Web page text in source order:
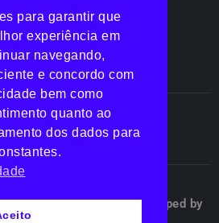
Top 10
Rights Reserved | Developed by
para garantir que
experiência em
navegando,
e concordo com
bem como
quanto ao
dos dados para